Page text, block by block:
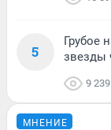
5
Грубое
звезды
9 239
МНЕНИЕ